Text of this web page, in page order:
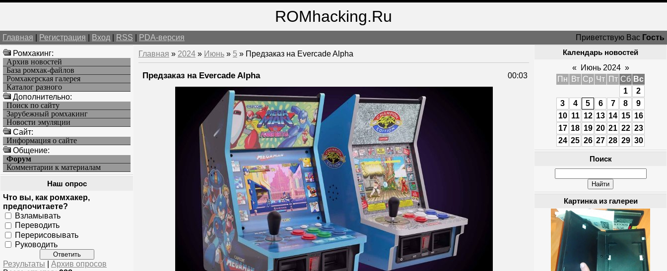
ROMhacking.Ru
Главная Регистрация Вход RSS PDA-версия Приветствую Вас Гость
Ромхакинг:
Архив новостей
База ромхак-файлов
Ромхакерская галерея
Каталог разного
Дополнительно:
Поиск по сайту
Зарубежный ромхакинг
Новости эмуляции
Cайт:
Информация о сайте
Общение:
Форум
Комментарии к материалам
Наш опрос
Что вы, как ромхакер,
предпочитаете?
Взламывать
Переводить
Перерисовывать
Руководить
Результаты
Архив опросов
Главная » 2024 » Июнь » 5 » Предзаказ на Evercade Alpha
Предзаказ на Evercade Alpha 00:03
Календарь новостей
« Июнь 2024 »
Пн
Вт Ср Чт Пт Сб Вс
1
2
3
4 5 6 7 8
9
10 11 12 13 14 15 16
17 18 19 20 21 22 23
24 25 26 27 28 29 30
Поиск
Картинка из галереи